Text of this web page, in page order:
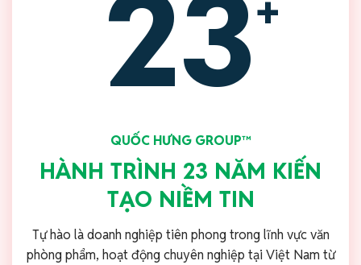
23
QUỐC HƯNG GROUP™
HÀNH TRÌNH 23 NĂM KIẾN
TẠO NIỀM TIN
Tự hào là doanh nghiệp tiên phong trong lĩnh vực văn
phòng phẩm, hoạt động chuyên nghiệp tại Việt Nam từ